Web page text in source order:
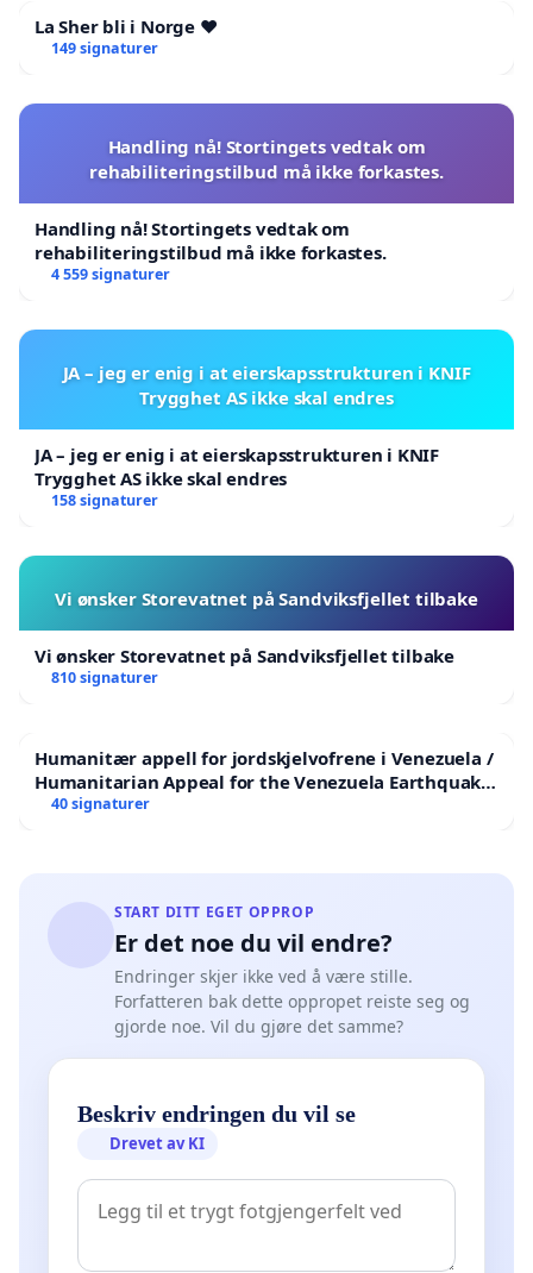
La Sher bli i Norge ❤️
149 signaturer
Handling nå! Stortingets vedtak om
rehabiliteringstilbud må ikke forkastes.
Handling nå! Stortingets vedtak om
rehabiliteringstilbud må ikke forkastes.
4 559 signaturer
JA – jeg er enig i at eierskapsstrukturen i KNIF
Trygghet AS ikke skal endres
JA – jeg er enig i at eierskapsstrukturen i KNIF
Trygghet AS ikke skal endres
158 signaturer
Vi ønsker Storevatnet på Sandviksfjellet tilbake
Vi ønsker Storevatnet på Sandviksfjellet tilbake
810 signaturer
Humanitær appell for jordskjelvofrene i Venezuela /
Humanitarian Appeal for the Venezuela Earthquake
Victims
40 signaturer
START DITT EGET OPPROP
Er det noe du vil endre?
Endringer skjer ikke ved å være stille.
Forfatteren bak dette oppropet reiste seg og
gjorde noe. Vil du gjøre det samme?
Beskriv endringen du vil se
Drevet av KI